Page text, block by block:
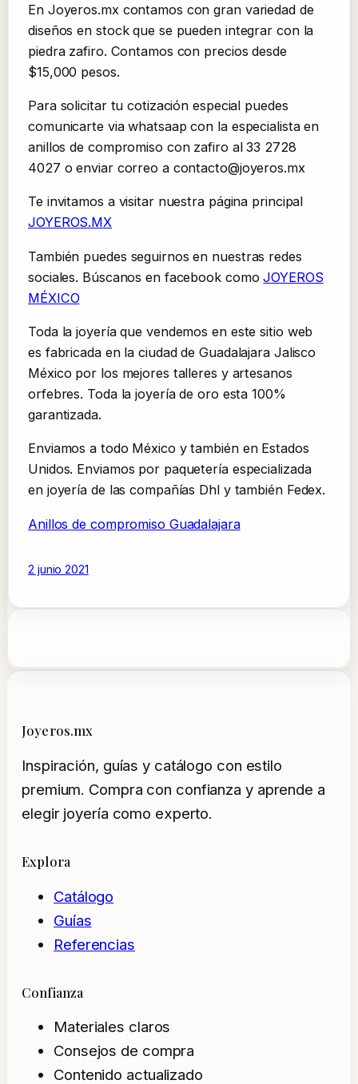
En Joyeros.mx contamos con gran variedad de
diseños en stock que se pueden integrar con la
piedra zafiro. Contamos con precios desde
$15,000 pesos.
Para solicitar tu cotización especial puedes
comunicarte via whatsaap con la especialista en
anillos de compromiso con zafiro al 33 2728
4027 o enviar correo a contacto@joyeros.mx
Te invitamos a visitar nuestra página principal
JOYEROS.MX
También puedes seguirnos en nuestras redes
sociales. Búscanos en facebook comoJOYEROS
MÉXICO
Toda la joyería que vendemos en este sitio web
es fabricada en la ciudad de Guadalajara Jalisco
México por los mejores talleres y artesanos
orfebres. Toda la joyería de oro esta 100%
garantizada.
Enviamos a todo México y también en Estados
Unidos. Enviamos por paquetería especializada
en joyería de las compañías Dhl y también Fedex.
Anillos de compromiso Guadalajara
2 junio 2021
Joyeros.mx
Inspiración, guías y catálogo con estilo
premium. Compra con confianza y aprende a
elegir joyería como experto.
Explora
Catálogo
Guías
Referencias
Confianza
Materiales claros
Consejos de compra
Contenido actualizado